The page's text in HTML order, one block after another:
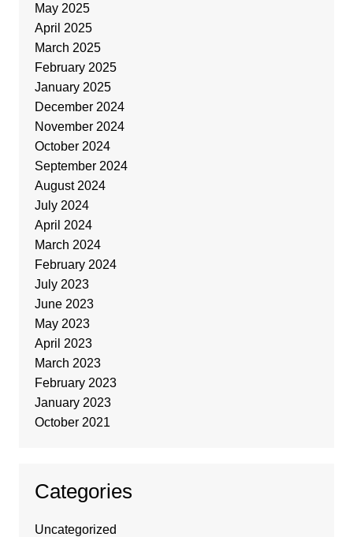
May 2025
April 2025
March 2025
February 2025
January 2025
December 2024
November 2024
October 2024
September 2024
August 2024
July 2024
April 2024
March 2024
February 2024
July 2023
June 2023
May 2023
April 2023
March 2023
February 2023
January 2023
October 2021
Categories
Uncategorized